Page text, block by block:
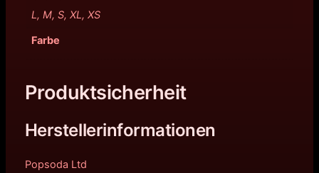
L, M, S, XL, XS
Farbe
Produktsicherheit
Herstellerinformationen
Popsoda Ltd